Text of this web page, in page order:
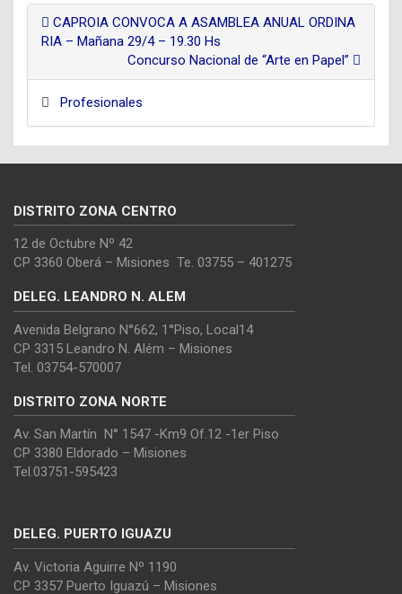
CAPROIA CONVOCA A ASAMBLEA ANUAL ORDINA
RIA – Mañana 29/4 – 19.30 Hs
Concurso Nacional de “Arte en Papel”
Profesionales
DISTRITO ZONA CENTRO
12 de Octubre Nº 42
CP 3360 Oberá – Misiones Te. 03755 – 401275
DELEG. LEANDRO N. ALEM
Avenida Belgrano N°662, 1°Piso, Local14
CP 3315 Leandro N. Além – Misiones
Tel. 03754-570007
DISTRITO ZONA NORTE
Av. San Martín N° 1547 -Km9 Of.12 -1er Piso
CP 3380 Eldorado – Misiones
Tel.03751-595423
DELEG. PUERTO IGUAZU
Av. Victoria Aguirre Nº 1190
CP 3357 Puerto Iguazú – Misiones